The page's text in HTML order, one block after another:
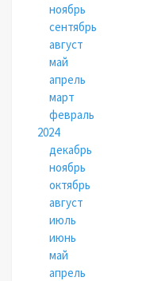
ноябрь
сентябрь
август
май
апрель
март
февраль
2024
декабрь
ноябрь
октябрь
август
июль
июнь
май
апрель